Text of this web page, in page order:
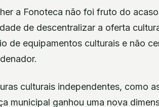
a Fonoteca não foi fruto do
de descentralizar a oferta
de equipamentos culturais e não
culturais independentes, como
municipal ganhou uma nova